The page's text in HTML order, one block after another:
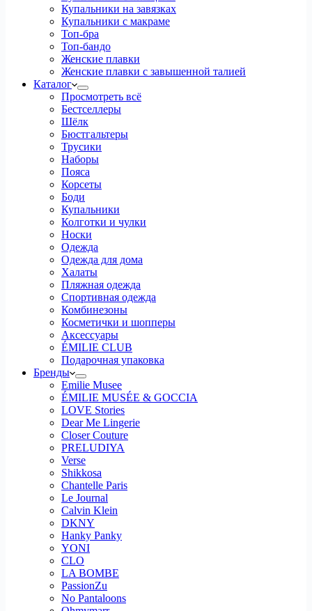
Купальники на завязках
Купальники с макраме
Топ-бра
Топ-бандо
Женские плавки
Женские плавки с завышенной талией
Каталог
Просмотреть всё
Бестселлеры
Шёлк
Бюстгальтеры
Трусики
Наборы
Пояса
Корсеты
Боди
Купальники
Колготки и чулки
Носки
Одежда
Одежда для дома
Халаты
Пляжная одежда
Спортивная одежда
Комбинезоны
Косметички и шопперы
Аксессуары
ÉMILIE CLUB
Подарочная упаковка
Бренды
Emilie Musee
ÉMILIE MUSÉE & GOCCIA
LOVE Stories
Dear Me Lingerie
Closer Couture
PRELUDIYA
Verse
Shikkosa
Chantelle Paris
Le Journal
Calvin Klein
DKNY
Hanky Panky
YONI
CLO
LA BOMBE
PassionZu
No Pantaloons